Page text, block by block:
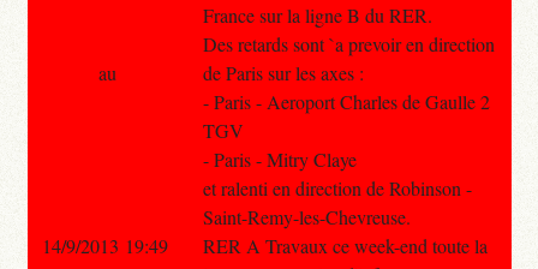
France sur la ligne B du RER.
Des retards sont `a prevoir en direction
de Paris sur les axes :
- Paris - Aeroport Charles de Gaulle 2
TGV
- Paris - Mitry Claye
et ralenti en direction de Robinson -
Saint-Remy-les-Chevreuse.
RER A Travaux ce week-end toute la
au
14/9/2013 19:49